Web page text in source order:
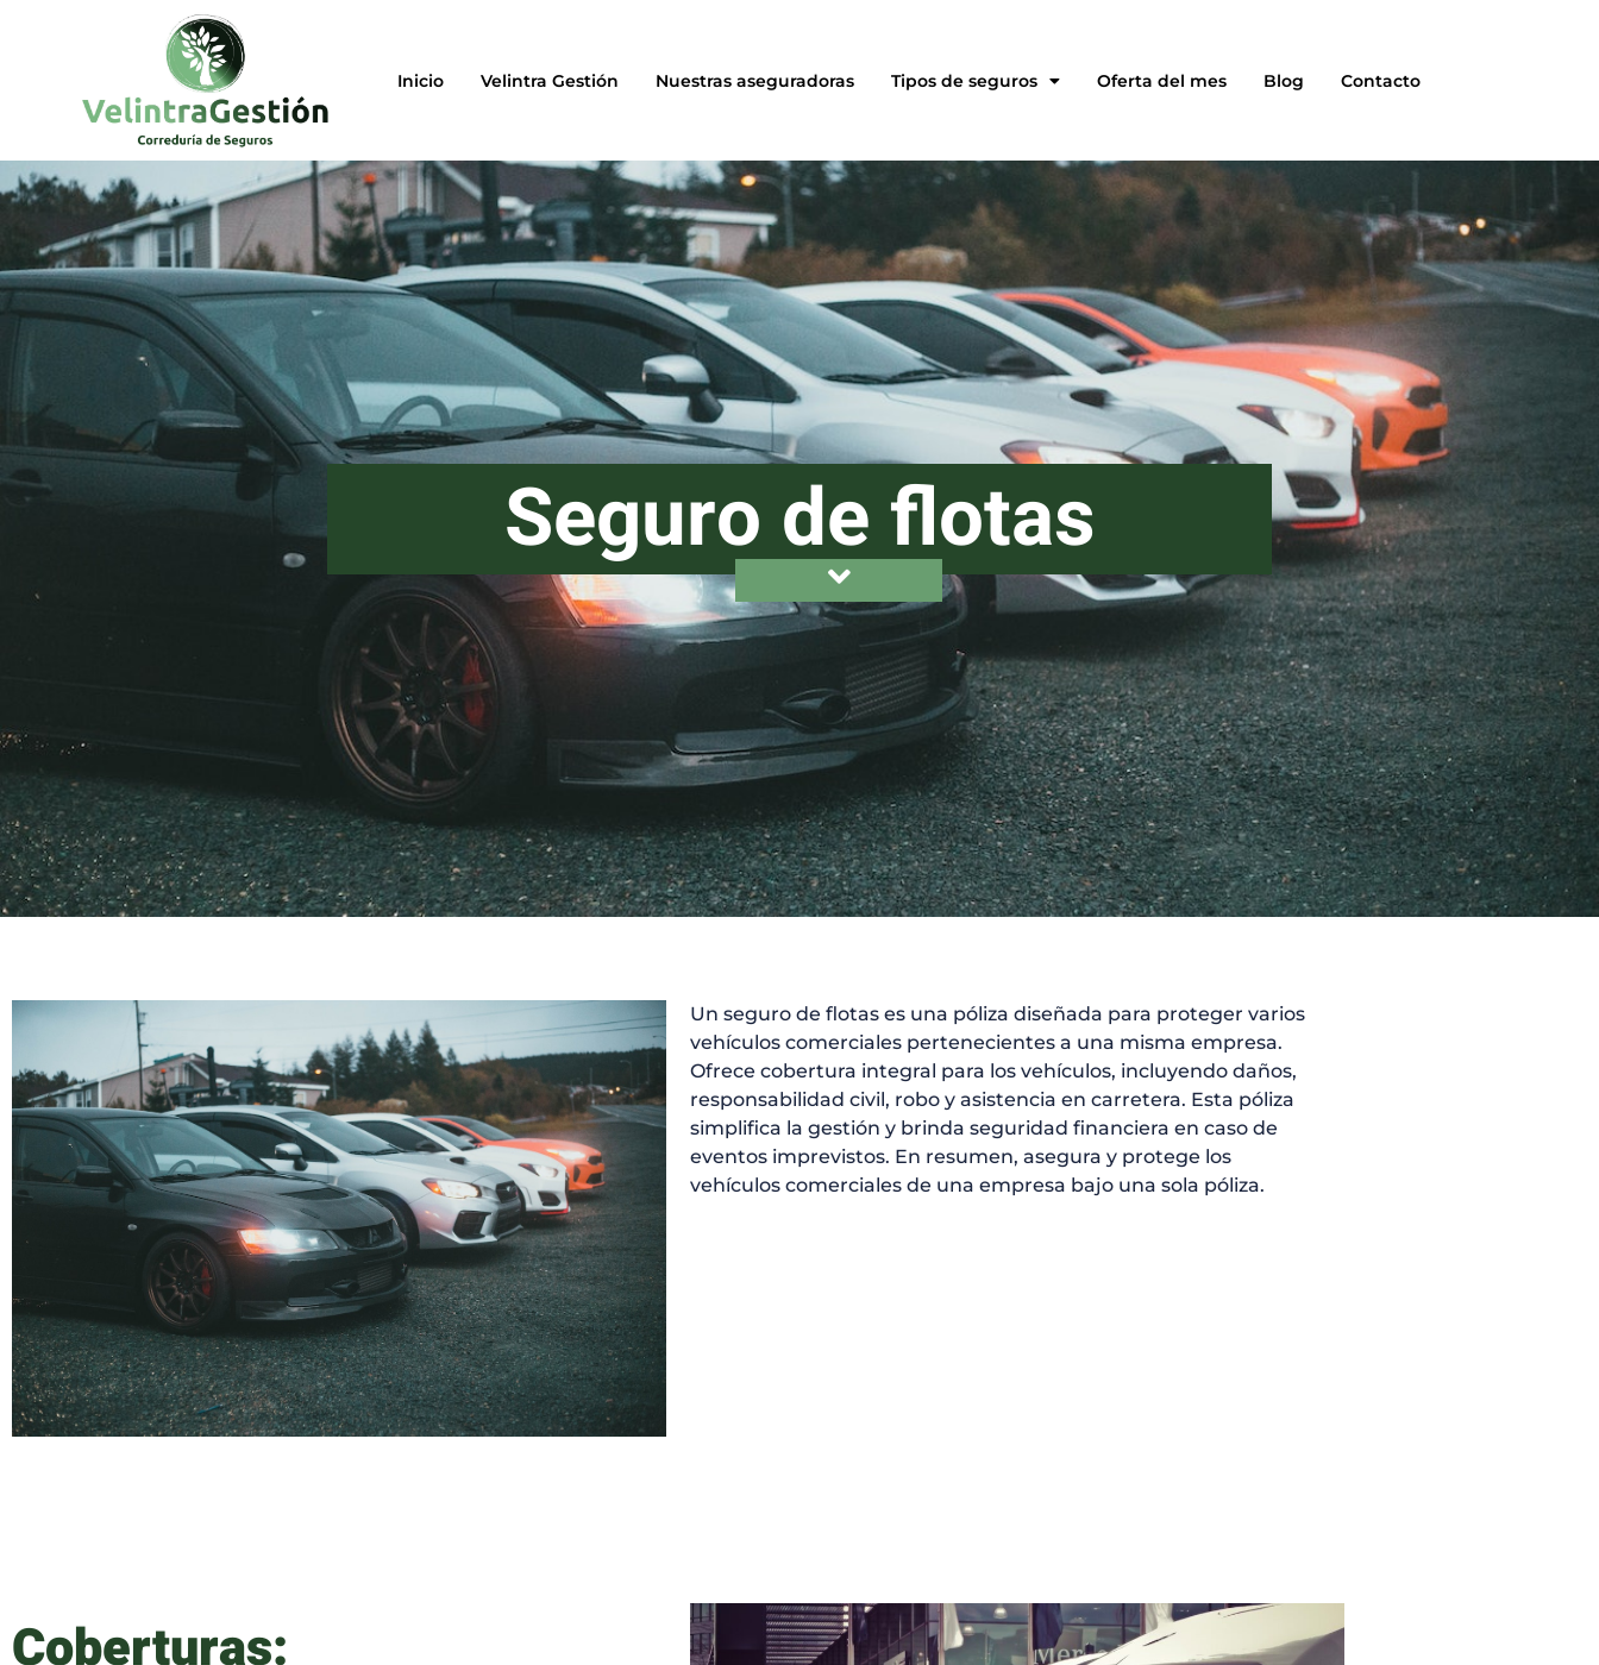
Inicio Velintra Gestión Nuestras aseguradoras Tipos de seguros Oferta del mes Blog Contacto
Seguro de flotas
Un seguro de flotas es una póliza diseñada para proteger varios
vehículos comerciales pertenecientes a una misma empresa.
Ofrece cobertura integral para los vehículos, incluyendo daños,
responsabilidad civil, robo y asistencia en carretera. Esta póliza
simplifica la gestión y brinda seguridad financiera en caso de
eventos imprevistos. En resumen, asegura y protege los
vehículos comerciales de una empresa bajo una sola póliza.
Coberturas: